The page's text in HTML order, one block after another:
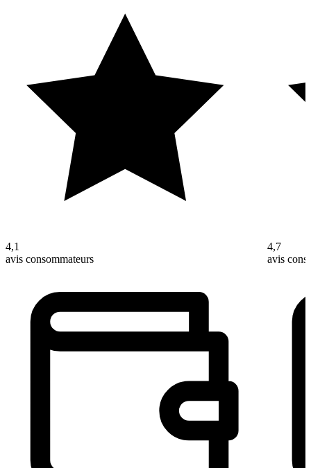
4,1
avis consommateurs
4,7
avis